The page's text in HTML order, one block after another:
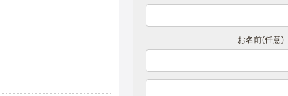
お名前(任意)